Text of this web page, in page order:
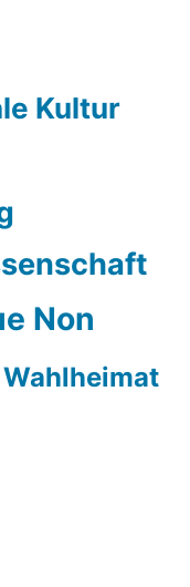
Kultur
Non
Wahlheimat